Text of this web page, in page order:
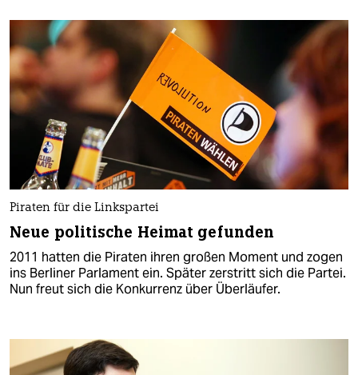
Piraten für die Linkspartei
Neue politische Heimat gefunden
2011 hatten die Piraten ihren großen Moment und zogen
ins Berliner Parlament ein. Später zerstritt sich die Partei.
Nun freut sich die Konkurrenz über Überläufer.